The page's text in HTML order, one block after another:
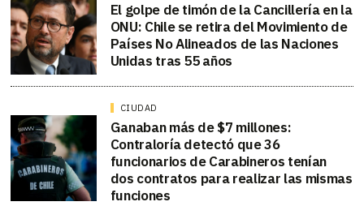
El golpe de timón de la Cancillería en la
ONU: Chile se retira del Movimiento de
Países No Alineados de las Naciones
Unidas tras 55 años
CIUDAD
Ganaban más de $7 millones:
Contraloría detectó que 36
funcionarios de Carabineros tenían
dos contratos para realizar las mismas
funciones